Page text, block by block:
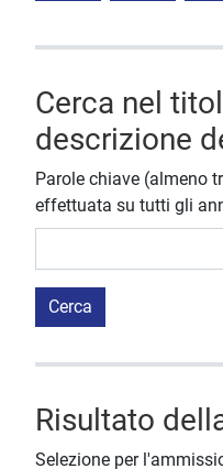
Cerca nel
descrizione
Parole chiave (almeno
effettuata su tutti gli
Cerca
Risultato
Selezione per